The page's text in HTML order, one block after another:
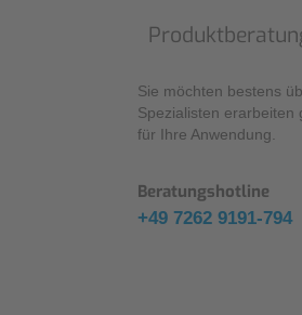
Sie möchten bestens
Spezialisten erarbeiten
für Ihre Anwendung.
Beratungshotline
+49 7262 9191-794